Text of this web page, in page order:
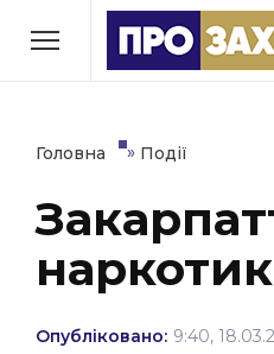
РУБРИКИ
Економіка
Політика
Втрачений Ужгород
(відеоверсія)
Головна » Події
Опубліковано: 9:40,